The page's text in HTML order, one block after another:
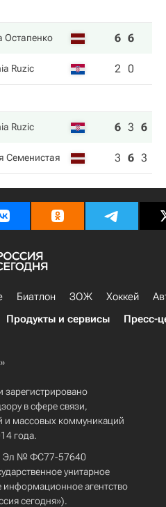
Остапенко 6 6
Ruzic 2 0
Ruzic 6 3 6
Семенистая 3 6 3
Биатлон ЗОЖ Хоккей
Продукты и сервисы Пресс-
зарегистрировано
в сфере связи,
и массовых коммуникаций
года.
Эл № ФС77-57640
унитарное
агентство
сегодня»).